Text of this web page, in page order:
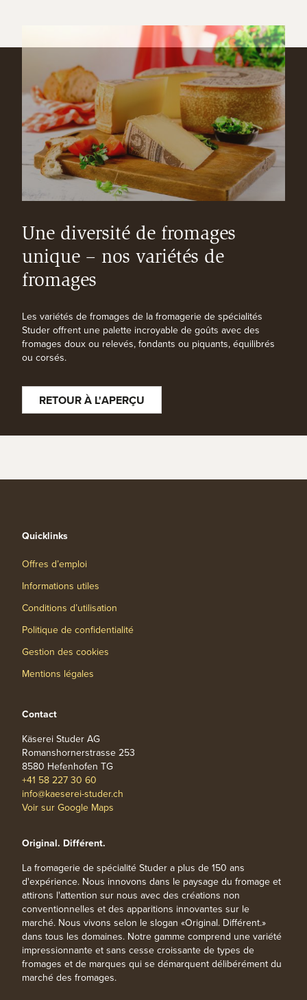
Une diversité de fromages
unique – nos variétés de
fromages
Les variétés de fromages de la fromagerie de spécialités
Studer offrent une palette incroyable de goûts avec des
fromages doux ou relevés, fondants ou piquants, équilibrés
ou corsés.
RETOUR À L'APERÇU
Quicklinks
Offres d’emploi
Informations utiles
Conditions d’utilisation
Politique de confidentialité
Gestion des cookies
Mentions légales
Contact
Käserei Studer AG
Romanshornerstrasse 253
8580 Hefenhofen TG
+41 58 227 30 60
info@kaeserei-studer.ch
Voir sur Google Maps
Original. Différent.
La fromagerie de spécialité Studer a plus de 150 ans
d'expérience. Nous innovons dans le paysage du fromage et
attirons l'attention sur nous avec des créations non
conventionnelles et des apparitions innovantes sur le
marché. Nous vivons selon le slogan «Original. Différent.»
dans tous les domaines. Notre gamme comprend une variété
impressionnante et sans cesse croissante de types de
fromages et de marques qui se démarquent délibérément du
marché des fromages.